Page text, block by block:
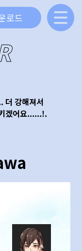
로드
더 강해져서
겠어요......!.